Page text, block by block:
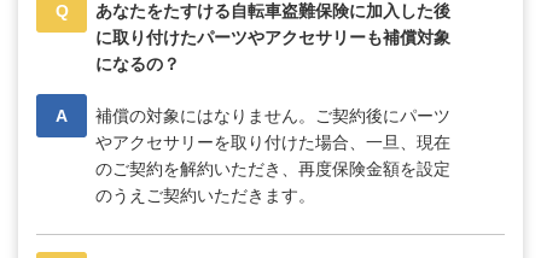
Q
あなたをたすける自転車盗難保険に加入した後
に取り付けたパーツやアクセサリーも補償対象
になるの？
A
補償の対象にはなりません。ご契約後にパーツ
やアクセサリーを取り付けた場合、一旦、現在
のご契約を解約いただき、再度保険金額を設定
のうえご契約いただきます。